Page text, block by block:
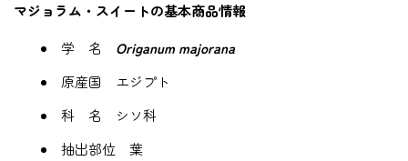
マジョラム・スイートの基本商品情報
学 名 Origanum majorana
原産国 エジプト
科 名 シソ科
抽出部位 葉